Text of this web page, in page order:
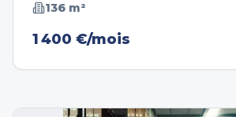
136 m²
1 400 €/mois